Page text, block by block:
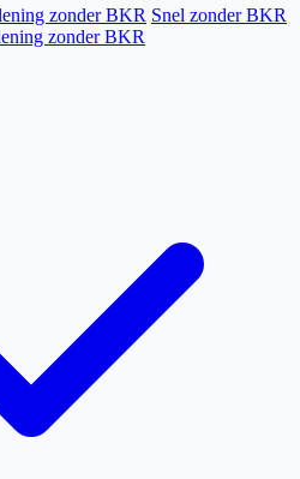
zonder BKR Snel zonder BKR
zonder BKR